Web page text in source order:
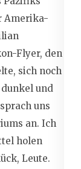
Amerika-
Flyer, den
sich noch
und
uns
an. Ich
holen
Leute.